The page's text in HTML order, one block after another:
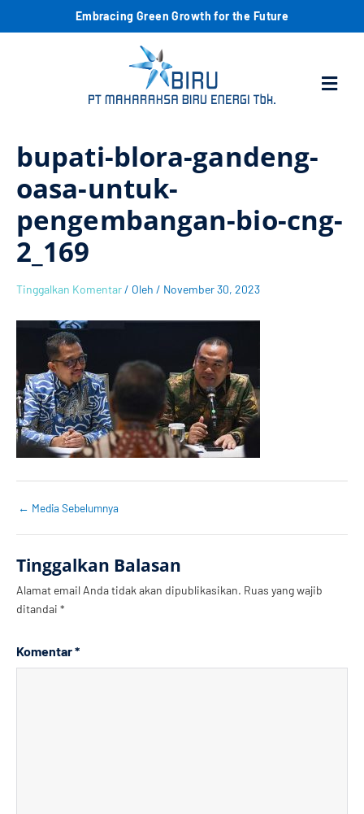
Embracing Green Growth for the Future
Menu
bupati-blora-gandeng-
oasa-untuk-
pengembangan-bio-cng-
2_169
Tinggalkan Komentar/ Oleh / November 30, 2023
← Media Sebelumnya
Tinggalkan Balasan
Alamat email Anda tidak akan dipublikasikan. Ruas yang wajib
ditandai *
Komentar*